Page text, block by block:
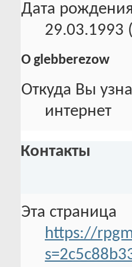
Дата рождения
29.03.1993
О glebberezow
Откуда Вы
интернет
Контакты
Эта страница
https://